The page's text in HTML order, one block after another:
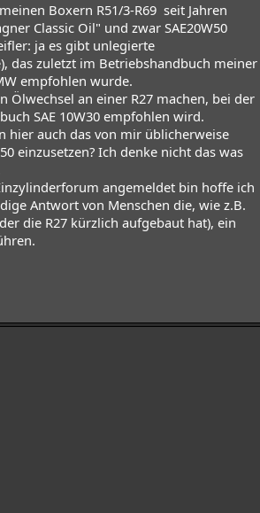
Boxern R51/3-R69 seit Jahren
Classic Oil" und zwar SAE20W50
ja es gibt unlegierte
das zuletzt im Betriebshandbuch meiner
empfohlen wurde.
Ölwechsel an einer R27 machen, bei der
SAE 10W30 empfohlen wird.
hier auch das von mir üblicherweise
einzusetzen? Ich denke nicht das was
angemeldet bin hoffe ich
Antwort von Menschen die, wie z.B.
die R27 kürzlich aufgebaut hat), ein